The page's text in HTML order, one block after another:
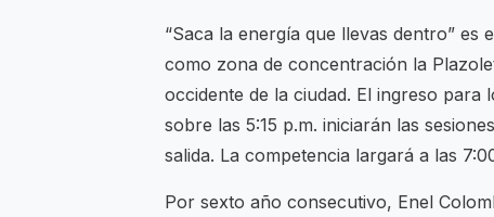
“Saca la energía que llevas dentro” es
como zona de concentración la
occidente de la ciudad. El ingreso para
sobre las 5:15 p.m. iniciarán las
salida. La competencia largará a las
Por sexto año consecutivo, Enel